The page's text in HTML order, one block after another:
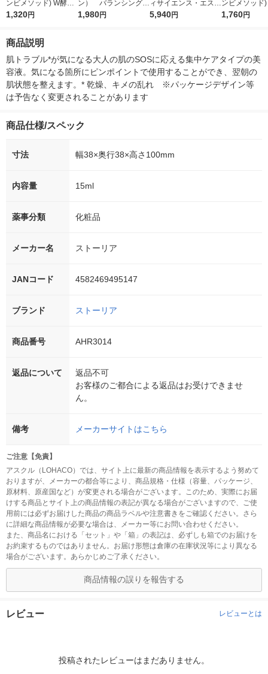
ンビメソッド) W酵素
洗顔フォーム 120g ス
1,320円
ン） バランシングロ
ーション 150ml
1,980円
ィサイエンス・エスポ
ア WOX 酸素美顔器 P
5,940円
ンビメソッド) ダーマ
ブーストミス
1,760円
商品説明
肌トラブル*が気になる大人の肌のSOSに応える集中ケアタイプの美
容液。気になる箇所にピンポイントで使用することができ、翌朝の
肌状態を整えます。* 乾燥、キメの乱れ　※パッケージデザイン等
は予告なく変更されることがあります
商品仕様/スペック
寸法 幅38×奥行38×高さ100mm
内容量 15ml
薬事分類 化粧品
メーカー名 ストーリア
JANコード 4582469495147
ブランド ストーリア
商品番号 AHR3014
返品について
返品不可
お客様のご都合による返品はお受けできませ
ん。
備考 メーカーサイトはこちら
ご注意【免責】
アスクル（LOHACO）では、サイト上に最新の商品情報を表示するよう努めて
おりますが、メーカーの都合等により、商品規格・仕様（容量、パッケージ、
原材料、原産国など）が変更される場合がございます。このため、実際にお届
けする商品とサイト上の商品情報の表記が異なる場合がございますので、ご使
用前には必ずお届けした商品の商品ラベルや注意書きをご確認ください。さら
に詳細な商品情報が必要な場合は、メーカー等にお問い合わせください。
また、商品名における「セット」や「箱」の表記は、必ずしも箱でのお届けを
お約束するものではありません。お届け形態は倉庫の在庫状況等により異なる
場合がございます。あらかじめご了承ください。
商品情報の誤りを報告する
レビュー レビューとは
投稿されたレビューはまだありません。